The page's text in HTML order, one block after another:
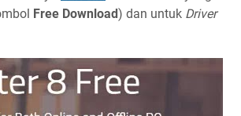
Free Download) dan untuk Driver